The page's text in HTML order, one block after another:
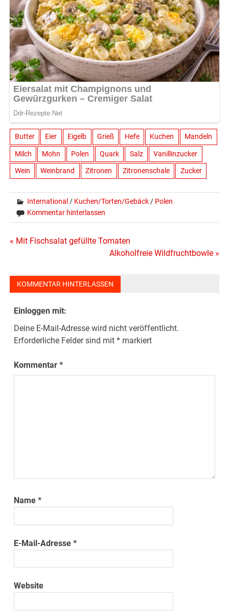
Butter Eier Eigelb Grieß Hefe Kuchen Mandeln
Milch Mohn Polen Quark Salz Vanillinzucker
Wein Weinbrand Zitronen Zitronenschale Zucker
International / Kuchen/Torten/Gebäck/ Polen
Kommentar hinterlassen
Beitragsnavigation
« Mit Fischsalat gefüllte Tomaten
Alkoholfreie Wildfruchtbowle »
KOMMENTAR HINTERLASSEN
Einloggen mit:
Deine E-Mail-Adresse wird nicht veröffentlicht.
Erforderliche Felder sind mit* markiert
Kommentar*
Name*
E-Mail-Adresse*
Website